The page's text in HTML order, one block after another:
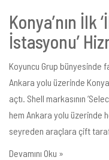
Konya’nın İlk
İstasyonu’
Koyuncu Grup bünyesinde
Ankara yolu üzerinde
açtı. Shell markasının
hem Ankara yolu üzerinde
seyreden araçlara çift
Devamını Oku »